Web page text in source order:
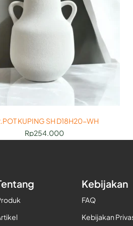
KUPING SH D18H20-WH
Rp254.000
Kebijakan
FAQ
Kebijakan